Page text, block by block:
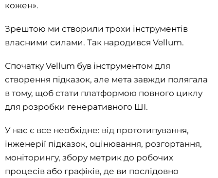
кожен».
Зрештою ми створили трохи інструментів
власними силами. Так народився Vellum.
Спочатку Vellum був інструментом для
створення підказок, але мета завжди полягала
в тому, щоб стати платформою повного циклу
для розробки генеративного ШІ.
У нас є все необхідне: від прототипування,
інженерії підказок, оцінювання, розгортання,
моніторингу, збору метрик до робочих
процесів або графіків, де ви послідовно